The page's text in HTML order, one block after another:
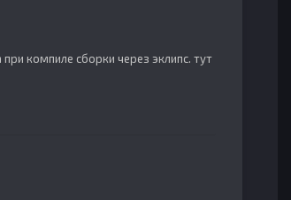
компиле сборки через эклипс. тут